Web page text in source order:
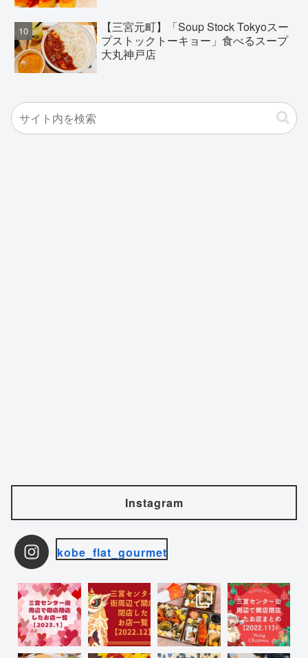
【三宮元町】「Soup Stock Tokyoスー
プストックトーキョー」食べるスープ
大丸神戸店
Instagram
kobe_flat_gourmet